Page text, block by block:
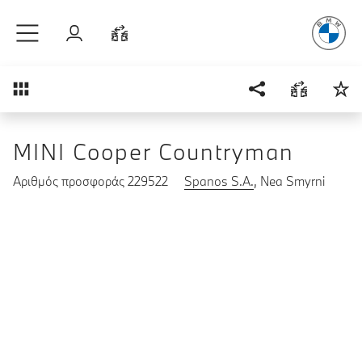
Σύνδεση
Επισκόπηση
MINI Cooper Countryman
Αριθμός προσφοράς 229522 Spanos S.A., Nea Smyrni